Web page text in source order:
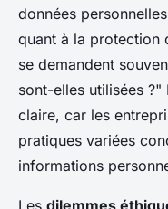
données
quant à la protection
se demandent
sont-elles utilisées
claire, car les
pratiques variées
informations